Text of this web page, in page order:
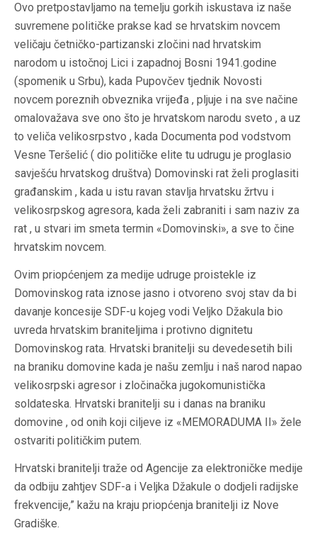
Ovo pretpostavljamo na temelju gorkih iskustava iz naše
suvremene političke prakse kad se hrvatskim novcem
veličaju četničko-partizanski zločini nad hrvatskim
narodom u istočnoj Lici i zapadnoj Bosni 1941.godine
(spomenik u Srbu), kada Pupovčev tjednik Novosti
novcem poreznih obveznika vrijeđa , pljuje i na sve načine
omalovažava sve ono što je hrvatskom narodu sveto , a uz
to veliča velikosrpstvo , kada Documenta pod vodstvom
Vesne Teršelić ( dio političke elite tu udrugu je proglasio
savješću hrvatskog društva) Domovinski rat želi proglasiti
građanskim , kada u istu ravan stavlja hrvatsku žrtvu i
velikosrpskog agresora, kada želi zabraniti i sam naziv za
rat , u stvari im smeta termin «Domovinski», a sve to čine
hrvatskim novcem.
Ovim priopćenjem za medije udruge proistekle iz
Domovinskog rata iznose jasno i otvoreno svoj stav da bi
davanje koncesije SDF-u kojeg vodi Veljko Džakula bio
uvreda hrvatskim braniteljima i protivno dignitetu
Domovinskog rata. Hrvatski branitelji su devedesetih bili
na braniku domovine kada je našu zemlju i naš narod napao
velikosrpski agresor i zločinačka jugokomunistička
soldateska. Hrvatski branitelji su i danas na braniku
domovine , od onih koji ciljeve iz «MEMORADUMA II» žele
ostvariti političkim putem.
Hrvatski branitelji traže od Agencije za elektroničke medije
da odbiju zahtjev SDF-a i Veljka Džakule o dodjeli radijske
frekvencije,” kažu na kraju priopćenja branitelji iz Nove
Gradiške.